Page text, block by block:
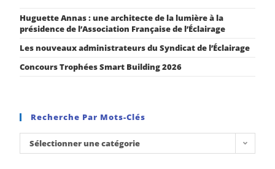
Huguette Annas : une architecte de la lumière à la
présidence de l’Association Française de l’Éclairage
Les nouveaux administrateurs du Syndicat de l’Éclairage
Concours Trophées Smart Building 2026
Recherche Par Mots-Clés
Sélectionner une catégorie